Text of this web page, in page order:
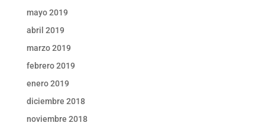
mayo 2019
abril 2019
marzo 2019
febrero 2019
enero 2019
diciembre 2018
noviembre 2018